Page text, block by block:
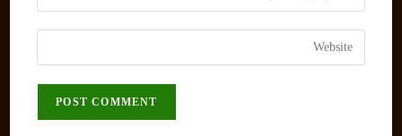
comment
your
email
address
Enter
your